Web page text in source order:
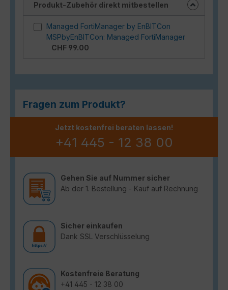
Produkt-Zubehör direkt mitbestellen
Managed FortiManager by EnBITCon
MSPbyEnBITCon: Managed FortiManager
CHF 99.00
Fragen zum Produkt?
Jetzt kostenfrei beraten lassen!
+41 445 - 12 38 00
Gehen Sie auf Nummer sicher
Ab der 1. Bestellung - Kauf auf Rechnung
Sicher einkaufen
Dank SSL Verschlüsselung
Kostenfreie Beratung
+41 445 - 12 38 00